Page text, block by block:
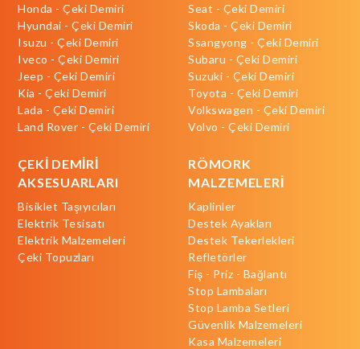
Honda - Çeki Demiri
Hyundai - Çeki Demiri
Isuzu - Çeki Demiri
Iveco - Çeki Demiri
Jeep - Çeki Demiri
Kia - Çeki Demiri
Lada - Çeki Demiri
Land Rover - Çeki Demiri
Seat - Çeki Demiri
Skoda - Çeki Demiri
Ssangyong - Çeki Demiri
Subaru - Çeki Demiri
Suzuki - Çeki Demiri
Toyota - Çeki Demiri
Volkswagen - Çeki Demiri
Volvo - Çeki Demiri
ÇEKİ DEMİRİ
AKSESUARLARI
Bisiklet Taşıyıcıları
Elektrik Tesisatı
Elektrik Malzemeleri
Çeki Topuzları
RÖMORK
MALZEMELERİ
Kaplinler
Destek Ayakları
Destek Tekerlekleri
Refletörler
Fiş - Priz - Bağlantı
Stop Lambaları
Stop Lamba Setleri
Güvenlik Malzemeleri
Kasa Malzemeleri